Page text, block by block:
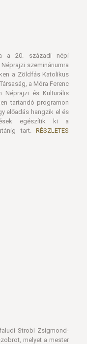
a 20. századi népi
szemináriumra
a Zöldfás Katolikus
a Móra Ferenc
Néprajzi és Kulturális
tartandó programon
előadás hangzik el és
egészítik ki a
tart.RÉSZLETES
Strobl Zsigmond-
melyet a mester